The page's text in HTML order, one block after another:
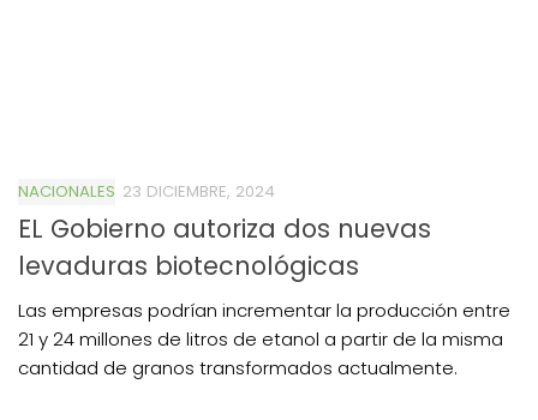
NACIONALES 23 DICIEMBRE, 2024
EL Gobierno autoriza dos nuevas
levaduras biotecnológicas
Las empresas podrían incrementar la producción entre
21 y 24 millones de litros de etanol a partir de la misma
cantidad de granos transformados actualmente.